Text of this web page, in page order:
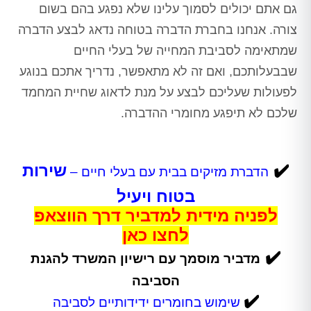
גם אתם יכולים לסמוך עלינו שלא נפגע בהם בשום
צורה. אנחנו בחברת הדברה בטוחה נדאג לבצע הדברה
שמתאימה לסביבת המחייה של בעלי החיים
שבבעלותכם, ואם זה לא מתאפשר, נדריך אתכם בנוגע
לפעולות שעליכם לבצע על מנת לדאוג שחיית המחמד
שלכם לא תיפגע מחומרי ההדברה.
✔️ הדברת מזיקים בבית עם בעלי חיים – שירות
בטוח ויעיל
לפניה מידית למדביר דרך הווצאפ
לחצו כאן
✔️ מדביר מוסמך עם רישיון המשרד להגנת
הסביבה
✔️ שימוש בחומרים ידידותיים לסביבה